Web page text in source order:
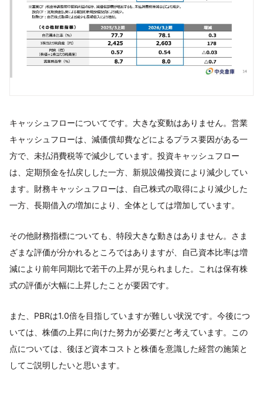
キャッシュフローについてです。大きな変動はありません。営業
キャッシュフローは、減価償却費などによるプラス要因がある一
方で、未払消費税等で減少しています。投資キャッシュフロー
は、定期預金を払戻しした一方、新規設備投資により減少してい
ます。財務キャッシュフローは、自己株式の取得により減少した
一方、長期借入の増加により、全体としては増加しています。
その他財務指標についても、特段大きな動きはありません。さま
ざまな評価が分かれるところではありますが、自己資本比率は増
減により前年同期比で若干の上昇が見られました。これは保有株
式の評価が大幅に上昇したことが要因です。
また、PBRは1.0倍を目指していますが難しい状況です。今後につ
いては、株価の上昇に向けた努力が必要だと考えています。この
点については、後ほど資本コストと株価を意識した経営の施策と
してご説明したいと思います。